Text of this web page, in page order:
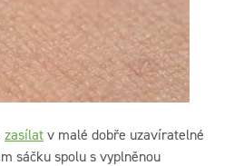
zasílatv malé dobře uzavíratelné
sáčku spolu s vyplněnou